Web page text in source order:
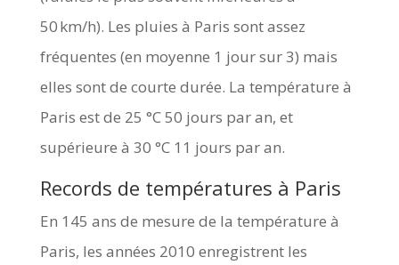
50 km/h). Les pluies à Paris sont assez
fréquentes (en moyenne 1 jour sur 3) mais
elles sont de courte durée. La température à
Paris est de 25 °C 50 jours par an, et
supérieure à 30 °C 11 jours par an.
Records de températures à Paris
En 145 ans de mesure de la température à
Paris, les années 2010 enregistrent les